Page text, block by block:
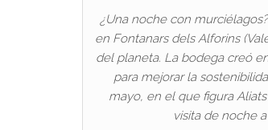
¿Una noche con
en Fontanars dels Alforins
del planeta. La bodega creó
para mejorar la
mayo, en el que figura
visita de noche